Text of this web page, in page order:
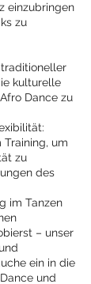
einzubringen
zu
kulturelle
Dance zu
um
zu
des
im Tanzen
– unser
ein in die
und